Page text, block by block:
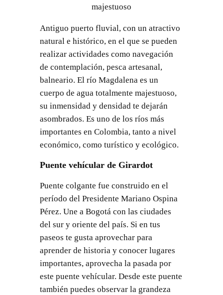
majestuoso
Antiguo puerto fluvial, con un atractivo
natural e histórico, en el que se pueden
realizar actividades como navegación
de contemplación, pesca artesanal,
balneario. El río Magdalena es un
cuerpo de agua totalmente majestuoso,
su inmensidad y densidad te dejarán
asombrados. Es uno de los ríos más
importantes en Colombia, tanto a nivel
económico, como turístico y ecológico.
Puente vehícular de Girardot
Puente colgante fue construido en el
período del Presidente Mariano Ospina
Pérez. Une a Bogotá con las ciudades
del sur y oriente del país. Si en tus
paseos te gusta aprovechar para
aprender de historia y conocer lugares
importantes, aprovecha la pasada por
este puente vehícular. Desde este puente
también puedes observar la grandeza